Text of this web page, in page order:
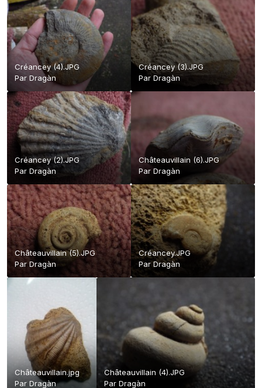
Créancey (4).JPG
Par Dragàn
Créancey (3).JPG
Par Dragàn
Créancey (2).JPG
Par Dragàn
Châteauvillain (6).JPG
Par Dragàn
Châteauvillain (5).JPG
ParDragàn
Créancey.JPG
ParDragàn
Châteauvillain.jpg
Par Dragàn
Châteauvillain (4).JPG
Par Dragàn